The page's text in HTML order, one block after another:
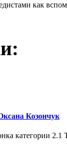
как
Козончук
категории